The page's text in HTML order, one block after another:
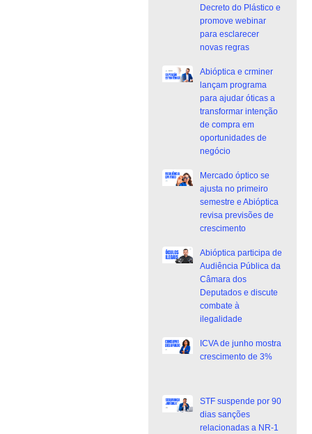
Decreto do Plástico e
promove webinar
para esclarecer
novas regras
Abióptica e crminer
lançam programa
para ajudar óticas a
transformar intenção
de compra em
oportunidades de
negócio
Mercado óptico se
ajusta no primeiro
semestre e Abióptica
revisa previsões de
crescimento
Abióptica participa de
Audiência Pública da
Câmara dos
Deputados e discute
combate à
ilegalidade
ICVA de junho mostra
crescimento de 3%
STF suspende por 90
dias sanções
relacionadas a NR-1